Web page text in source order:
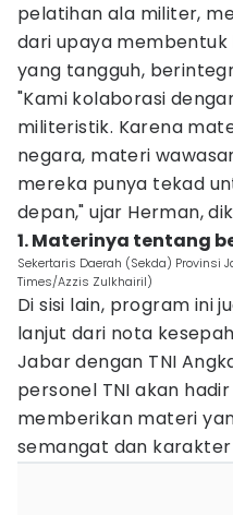
pelatihan ala militer,
dari upaya
yang tangguh,
"Kami kolaborasi
militeristik. Karena
negara, materi
mereka punya tekad
depan," ujar Herman,
1. Materinya tentang
Sekertaris Daerah (Sekda) Provinsi
Times/Azzis Zulkhairil)
Di sisi lain, program ini
lanjut dari nota
Jabar dengan TNI
personel TNI akan
memberikan materi
semangat dan karakter